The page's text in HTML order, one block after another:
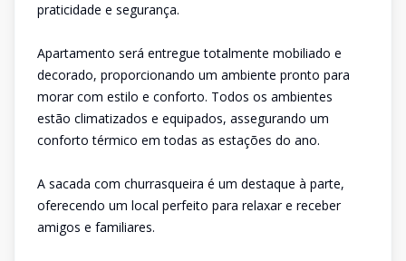
praticidade e segurança.
Apartamento será entregue totalmente mobiliado e
decorado, proporcionando um ambiente pronto para
morar com estilo e conforto. Todos os ambientes
estão climatizados e equipados, assegurando um
conforto térmico em todas as estações do ano.
A sacada com churrasqueira é um destaque à parte,
oferecendo um local perfeito para relaxar e receber
amigos e familiares.